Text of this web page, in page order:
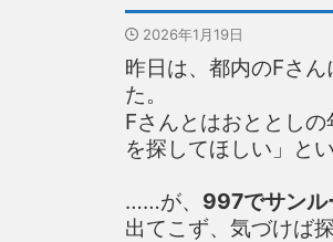
2026年1月19日
昨日は、都内のFさ
た。
Fさんとはおととし
を探してほしい」と
……が、 997でサンル
出てこず、気づけば